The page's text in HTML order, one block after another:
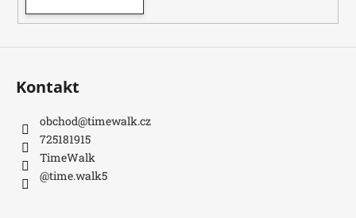
Kontakt
obchod@timewalk.cz
725181915
TimeWalk
@time.walk5